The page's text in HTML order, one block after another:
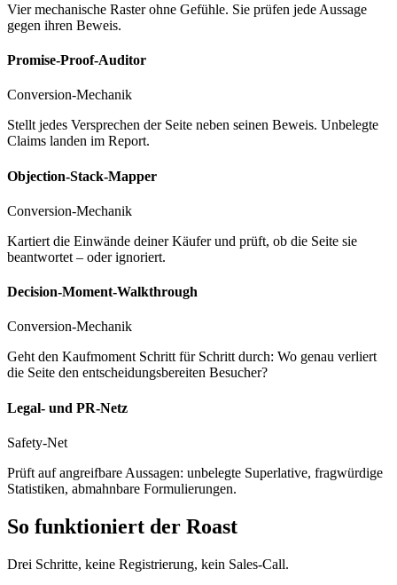
Vier mechanische Raster ohne Gefühle. Sie prüfen jede Aussage
gegen ihren Beweis.
Promise-Proof-Auditor
Conversion-Mechanik
Stellt jedes Versprechen der Seite neben seinen Beweis. Unbelegte
Claims landen im Report.
Objection-Stack-Mapper
Conversion-Mechanik
Kartiert die Einwände deiner Käufer und prüft, ob die Seite sie
beantwortet – oder ignoriert.
Decision-Moment-Walkthrough
Conversion-Mechanik
Geht den Kaufmoment Schritt für Schritt durch: Wo genau verliert
die Seite den entscheidungsbereiten Besucher?
Legal- und PR-Netz
Safety-Net
Prüft auf angreifbare Aussagen: unbelegte Superlative, fragwürdige
Statistiken, abmahnbare Formulierungen.
So funktioniert der Roast
Drei Schritte, keine Registrierung, kein Sales-Call.